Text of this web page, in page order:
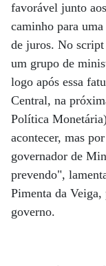
favorável junto
caminho para
de juros. No script
um grupo de
logo após essa
Central, na
Política
acontecer, mas
governador de
prevendo",
Pimenta da
governo.